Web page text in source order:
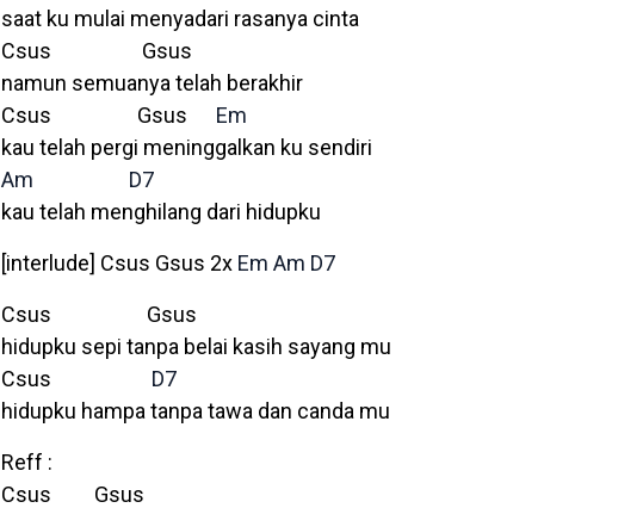
saat ku mulai menyadari rasanya cinta
Csus Gsus
namun semuanya telah berakhir
Csus Gsus Em
kau telah pergi meninggalkan ku sendiri
Am
D7
kau telah menghilang dari hidupku
[interlude] Csus Gsus 2x Em Am D7
Csus Gsus
hidupku sepi tanpa belai kasih sayang mu
Csus D7
hidupku hampa tanpa tawa dan canda mu
Reff :
Csus Gsus